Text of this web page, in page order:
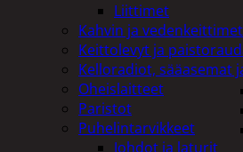
Liittimet
Kahvin ja vedenkeittimet
Keittolevyt ja
Kelloradiot, sääasemat
Oheislaitteet
Paristot
Puhelintarvikkeet
Johdot ja laturit